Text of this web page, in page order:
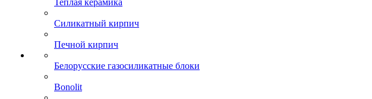
Силикатный кирпич
Печной кирпич
Белорусские газосиликатные блоки
Bonolit